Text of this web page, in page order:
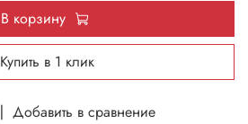
Добавить в сравнение
В корзину
Купить в 1 клик